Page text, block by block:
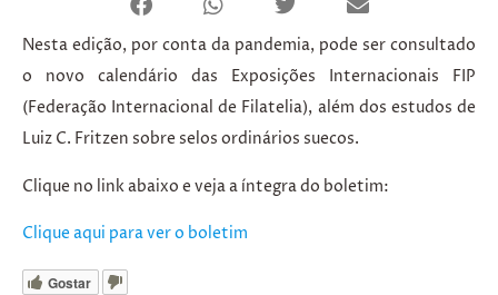
Nesta edição, por conta da pandemia, pode ser consultado
o novo calendário das Exposições Internacionais FIP
(Federação Internacional de Filatelia), além dos estudos de
Luiz C. Fritzen sobre selos ordinários suecos.
Clique no link abaixo e veja a íntegra do boletim:
Clique aqui para ver o boletim
Gostar